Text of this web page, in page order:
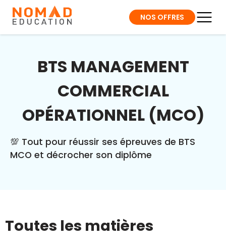
NOS OFFRES
BTS MANAGEMENT
COMMERCIAL
OPÉRATIONNEL (MCO)
💯 Tout pour réussir ses épreuves de BTS
MCO et décrocher son diplôme
Toutes les matières